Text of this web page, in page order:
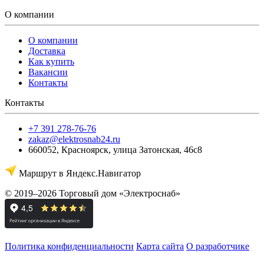
О компании
О компании
Доставка
Как купить
Вакансии
Контакты
Контакты
+7 391 278-76-76
zakaz@elektrosnab24.ru
660052, Красноярск, улица Затонская, 46с8
Маршрут в Яндекс.Навигатор
© 2019–2026 Торговый дом «Электроснаб»
Политика конфиденциальности Карта сайта О разработчике